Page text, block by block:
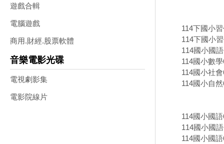
遊戲合輯
電腦遊戲
商用.財經.股票軟體
音樂電影光碟
電視劇影集
電影院線片
114下國小
114下國小
114國小國
114國小數
114國小社
114國小自
114國小國
114國小國
114國小國